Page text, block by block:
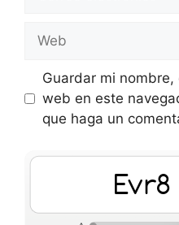
Web
Guardar mi
web en este
que haga un
5DRH